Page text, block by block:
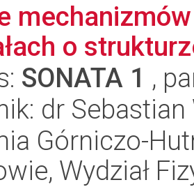
o
SONATA 1 ,
dr
Górniczo-
Wydział